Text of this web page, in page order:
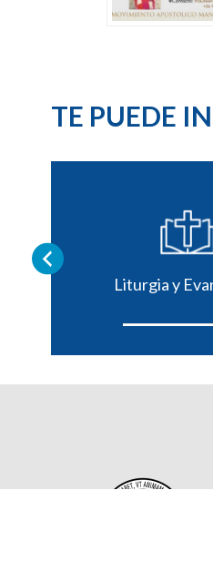
TE PUEDE
Liturgia y